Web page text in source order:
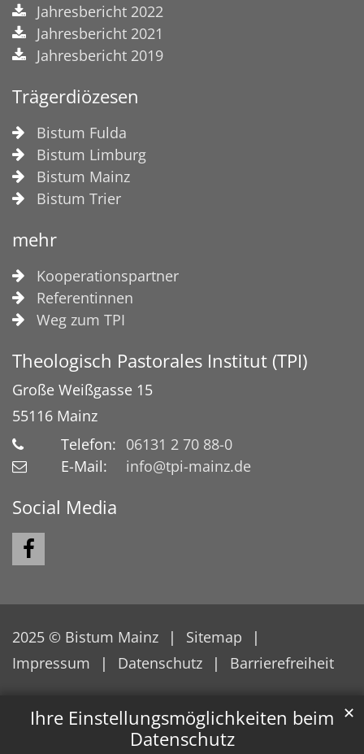
Ihre Einstellungsmöglichkeiten beim
Datenschutz
✕
Jahresbericht 2022
Jahresbericht 2021
Jahresbericht 2019
Trägerdiözesen
Bistum Fulda
Bistum Limburg
Bistum Mainz
Bistum Trier
mehr
Kooperationspartner
Referentinnen
Weg zum TPI
Theologisch Pastorales Institut (TPI)
Große Weißgasse 15
55116 Mainz
Telefon: 06131 2 70 88-0
E-Mail:
info@tpi-mainz.de
Social Media
2025 © Bistum Mainz
Sitemap
Impressum
Datenschutz Barrierefreiheit